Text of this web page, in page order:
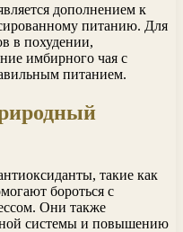
дополнением к
питанию. Для
в похудении,
имбирного чая с
питанием.
такие как
бороться с
Они также
системы и повышению